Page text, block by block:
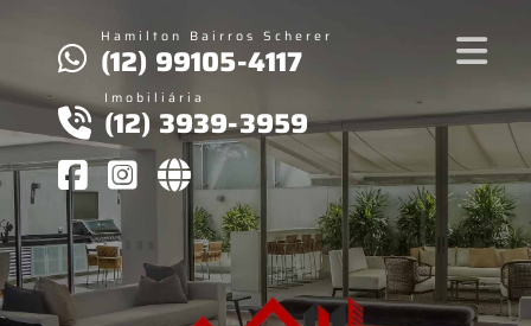
Hamilton Bairros Scherer
(12) 99105-4117
Imobiliária
(12) 3939-3959